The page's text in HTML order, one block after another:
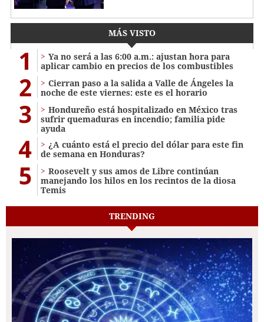
MÁS VISTO
1
Ya no será a las 6:00 a.m.: ajustan hora para
aplicar cambio en precios de los combustibles
2
Cierran paso a la salida a Valle de Ángeles la
noche de este viernes: este es el horario
3
Hondureño está hospitalizado en México tras
sufrir quemaduras en incendio; familia pide
ayuda
4
¿A cuánto está el precio del dólar para este fin
de semana en Honduras?
5
Roosevelt y sus amos de Libre continúan
manejando los hilos en los recintos de la diosa
Temis
TRENDING